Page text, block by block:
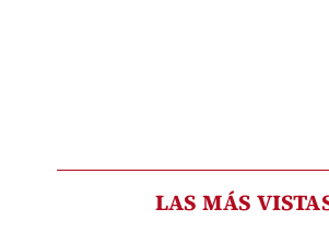
LAS MÁS